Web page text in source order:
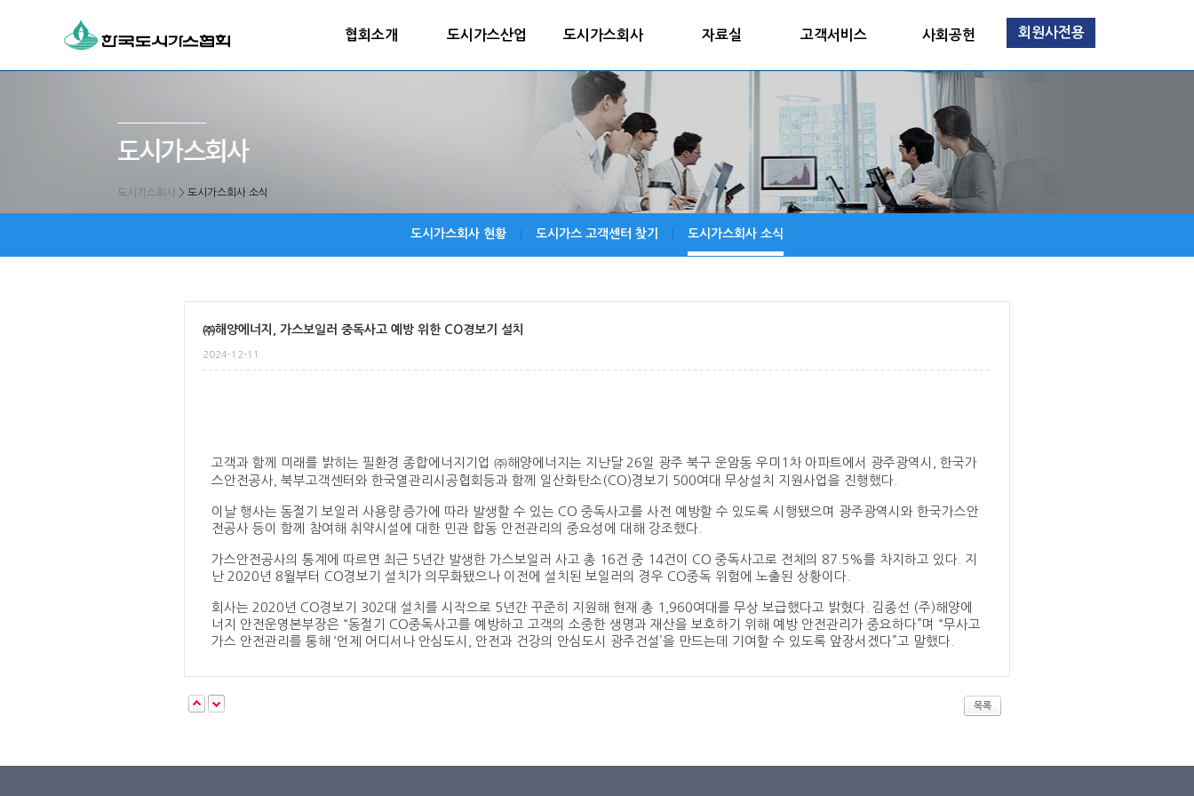
협회소개 도시가스산업 도시가스회사 자료실 고객서비스 사회공헌 회원사전용
도시가스회사 > 도시가스회사 소식
도시가스회사 현황 도시가스 고객센터 찾기 도시가스회사 소식
㈜해양에너지, 가스보일러 중독사고 예방 위한 CO경보기 설치
2024-12-11
고객과 함께 미래를 밝히는 필환경 종합에너지기업 ㈜해양에너지는 지난달 26일 광주 북구 운암동 우미1차 아파트에서 광주광역시, 한국가
스안전공사, 북부고객센터와 한국열관리시공협회등과 함께 일산화탄소(CO)경보기 500여대 무상설치 지원사업을 진행했다.
이날 행사는 동절기 보일러 사용량 증가에 따라 발생할 수 있는 CO 중독사고를 사전 예방할 수 있도록 시행됐으며 광주광역시와 한국가스안
전공사 등이 함께 참여해 취약시설에 대한 민관 합동 안전관리의 중요성에 대해 강조했다.
가스안전공사의 통계에 따르면 최근 5년간 발생한 가스보일러 사고 총 16건 중 14건이 CO 중독사고로 전체의 87.5%를 차지하고 있다. 지
난 2020년 8월부터 CO경보기 설치가 의무화됐으나 이전에 설치된 보일러의 경우 CO중독 위험에 노출된 상황이다.
회사는 2020년 CO경보기 302대 설치를 시작으로 5년간 꾸준히 지원해 현재 총 1,960여대를 무상 보급했다고 밝혔다. 김종선 (주)해양에
너지 안전운영본부장은 “동절기 CO중독사고를 예방하고 고객의 소중한 생명과 재산을 보호하기 위해 예방 안전관리가 중요하다”며 “무사고
가스 안전관리를 통해 ‘언제 어디서나 안심도시, 안전과 건강의 안심도시 광주건설’을 만드는데 기여할 수 있도록 앞장서겠다”고 말했다.
목록